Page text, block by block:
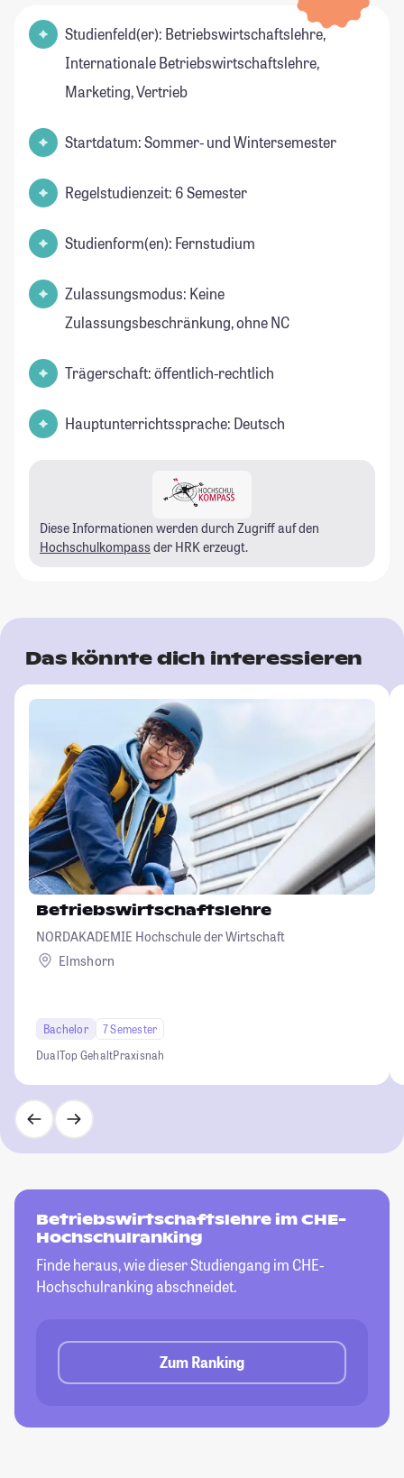
Studienfeld(er): Betriebswirtschaftslehre,
Internationale Betriebswirtschaftslehre,
Marketing, Vertrieb
Startdatum: Sommer- und Wintersemester
Regelstudienzeit: 6 Semester
Studienform(en): Fernstudium
Zulassungsmodus: Keine
Zulassungsbeschränkung, ohne NC
Trägerschaft: öffentlich-rechtlich
Hauptunterrichtssprache: Deutsch
Diese Informationen werden durch Zugriff auf den
Hochschulkompass der HRK erzeugt.
Das könnte dich interessieren
Betriebswirtschaftslehre
NORDAKADEMIE Hochschule der Wirtschaft
Elmshorn
Bachelor
7 Semester
DualTop GehaltPraxisnah
Betriebswirtschaftslehre im CHE-
Hochschulranking
Finde heraus, wie dieser Studiengang im CHE-
Hochschulranking abschneidet.
Zum Ranking